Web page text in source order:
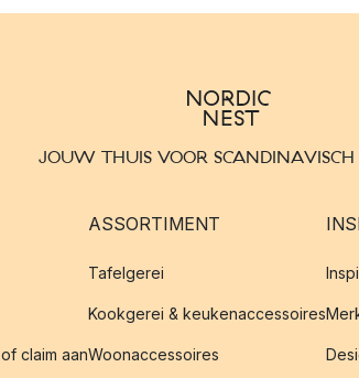
JOUW THUIS VOOR SCANDINAVISCH
claim aan
ASSORTIMENT
Tafelgerei
Kookgerei & keukenaccessoires
Woonaccessoires